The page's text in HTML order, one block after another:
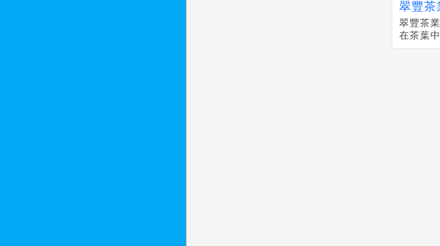
翠豐茶業 - 茉香綠J18，此款茶葉外觀呈半片狀，偏向茶味
在茶葉
茉香奶